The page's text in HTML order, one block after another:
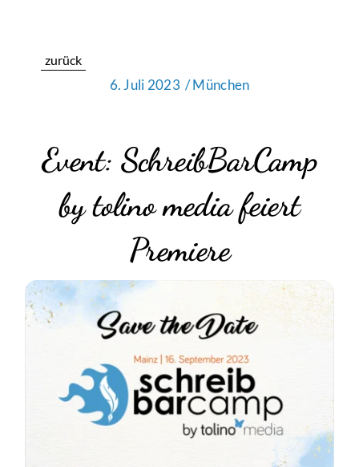
zurück
6. Juli 2023 / München
Event: SchreibBarCamp
by tolino media feiert
Premiere